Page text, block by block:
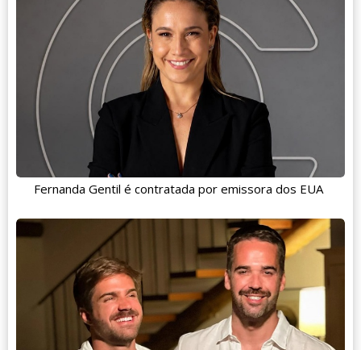
Fernanda Gentil é contratada por emissora dos EUA